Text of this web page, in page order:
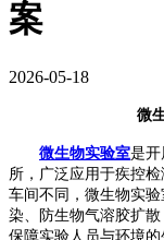
案
2026-05-18
微
微生物实验室是开
所，广泛应用于疾控
车间不同，微生物实
染、防生物气溶胶扩
保障实验人员与环境的